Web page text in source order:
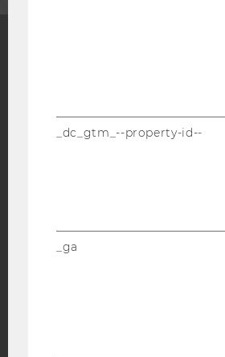
YouTube
IMPRESSUM
DATENSCHUTZERKLÄRUNG
STUDIENBEWERBER*INNEN
_dc_gtm_--property-id--
_ga